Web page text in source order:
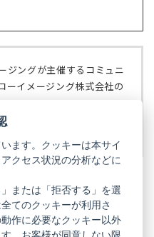
ジングが主催するコミュニ
ーイメージング株式会社の
式サイト
PENTAX PENTAX
ます。クッキーは本サイ
クセス状況の分析などに
または「拒否する」を選
てのクッキーが利用さ
作に必要なクッキー以外
。お客様が同意しない限